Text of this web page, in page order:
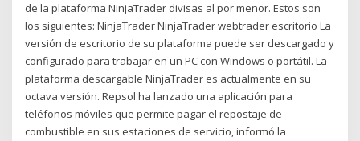
de la plataforma NinjaTrader divisas al por menor. Estos son
los siguientes: NinjaTrader NinjaTrader webtrader escritorio La
versión de escritorio de su plataforma puede ser descargado y
configurado para trabajar en un PC con Windows o portátil. La
plataforma descargable NinjaTrader es actualmente en su
octava versión. Repsol ha lanzado una aplicación para
teléfonos móviles que permite pagar el repostaje de
combustible en sus estaciones de servicio, informó la